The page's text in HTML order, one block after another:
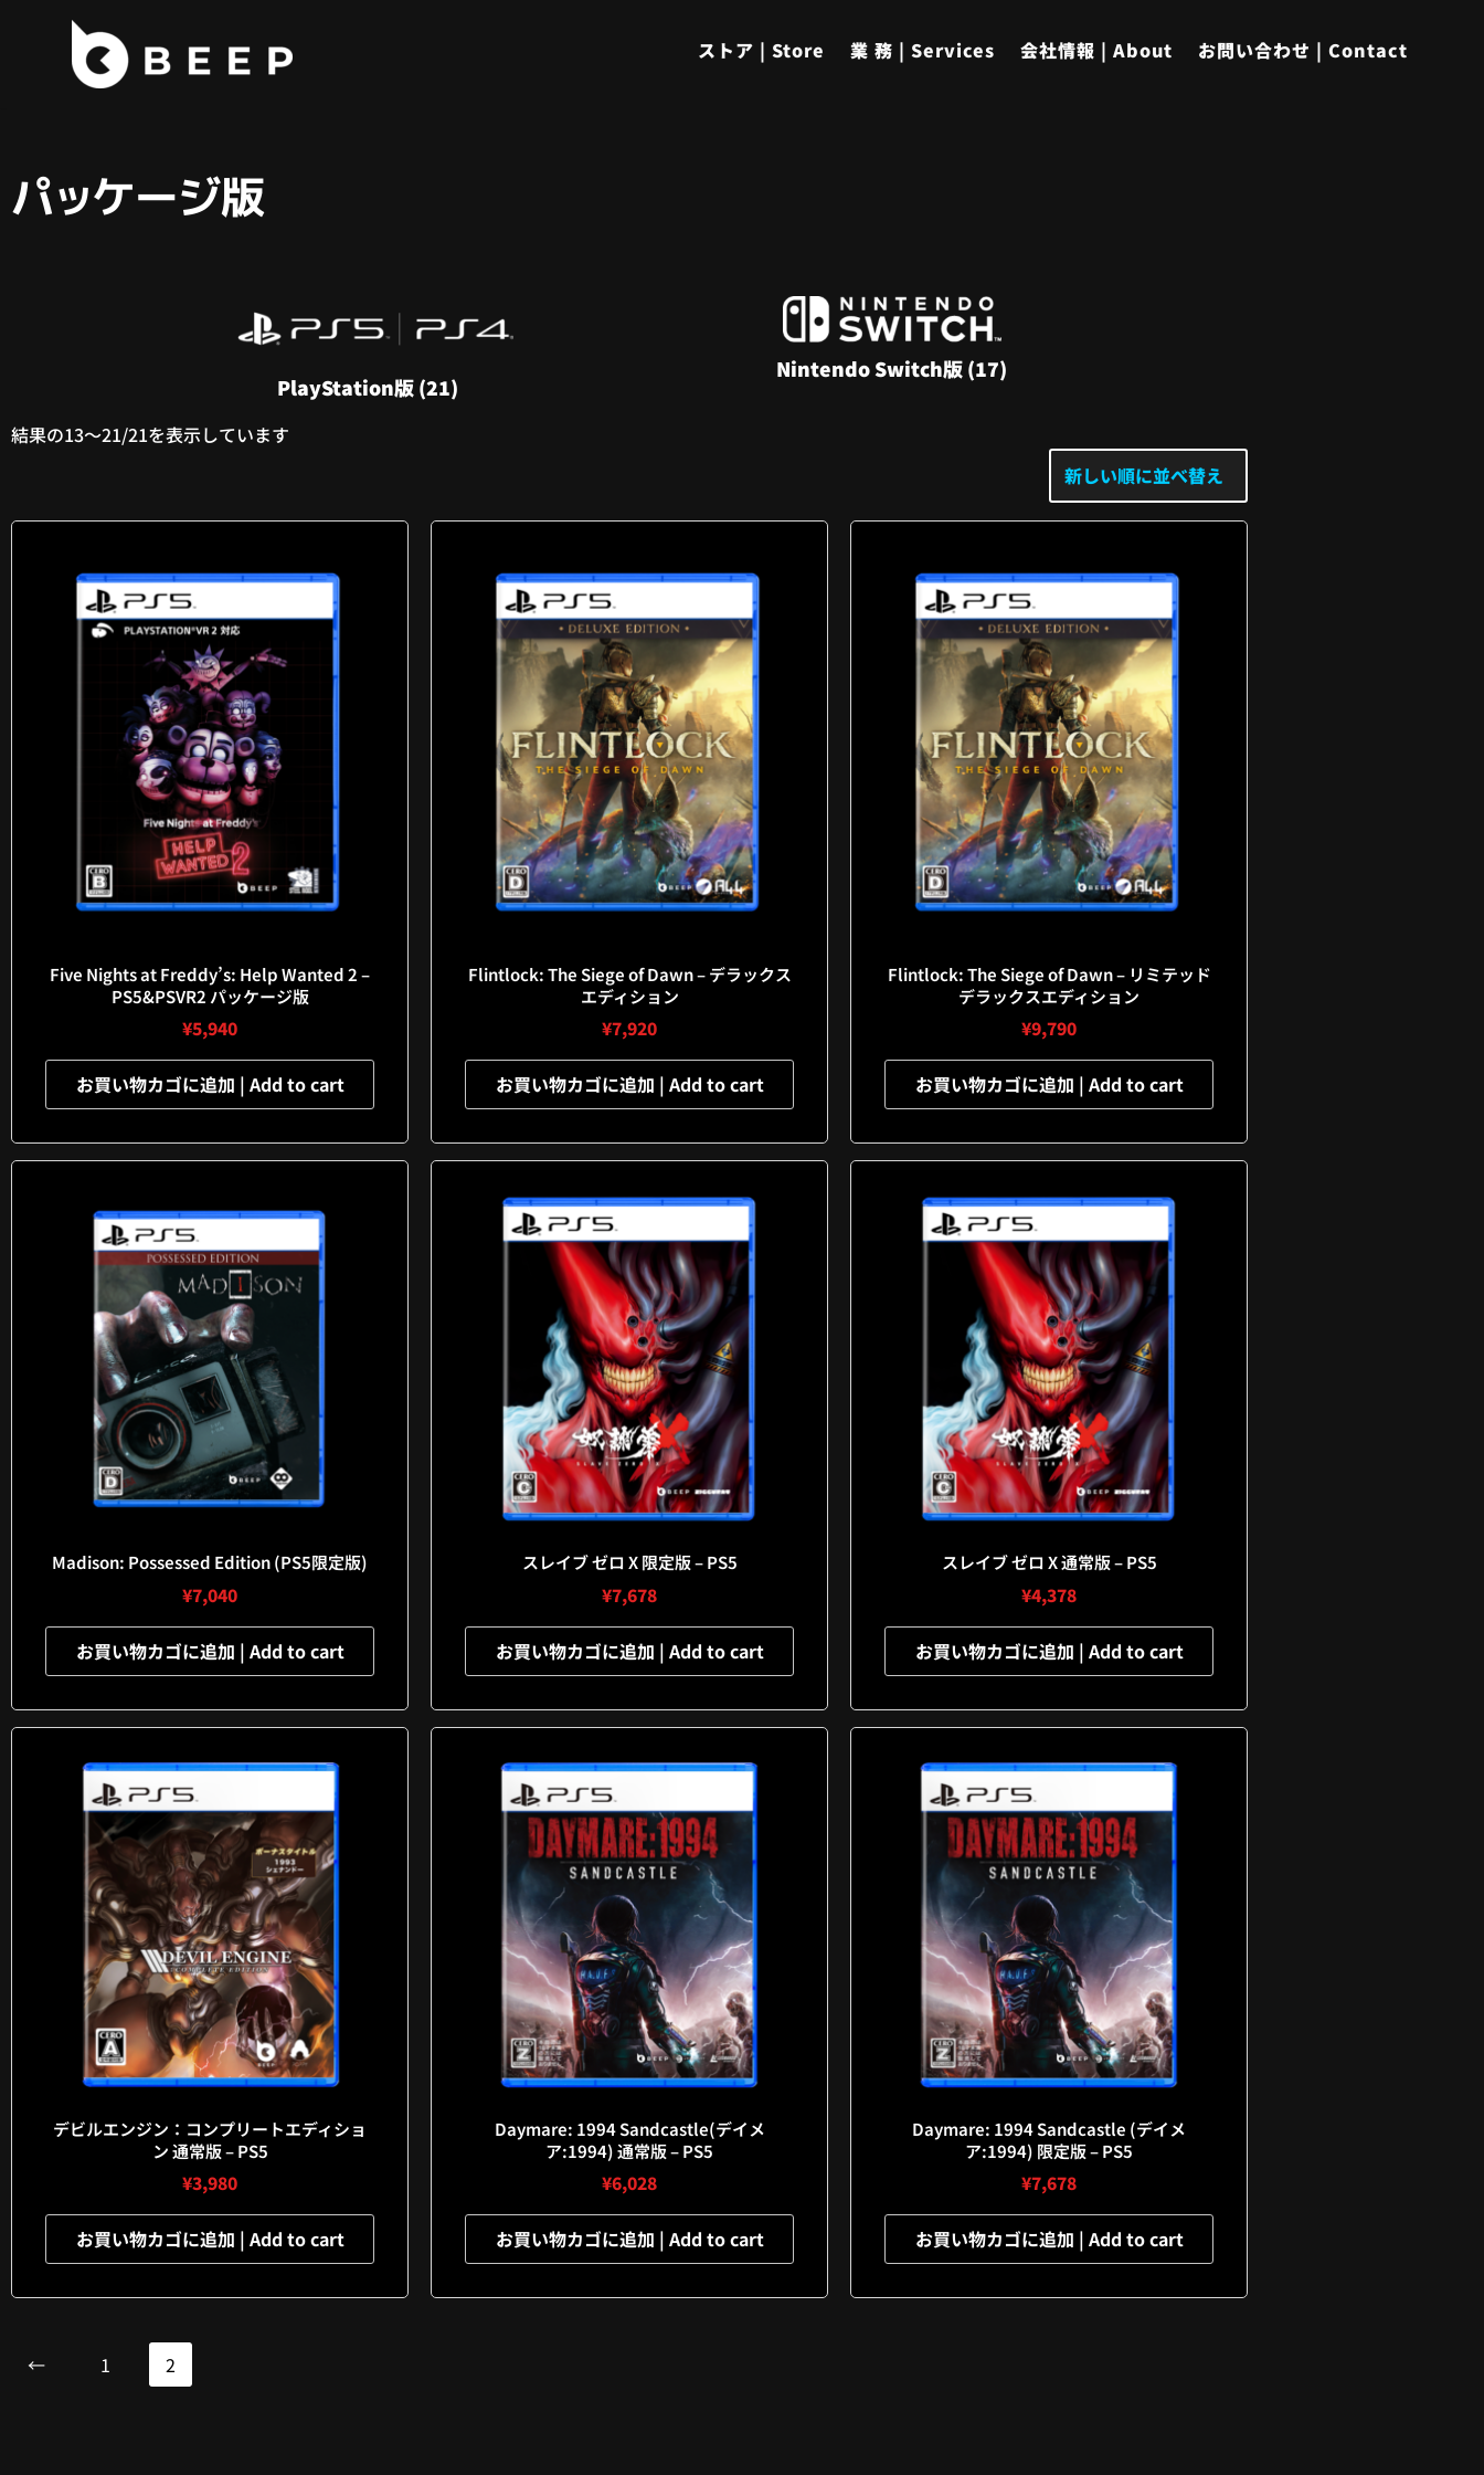
へ
ストア | Store 業 務 | Services 会社情報 | About お問い合わせ | Contact
パッケージ版
PlayStation版 (21)
Nintendo Switch版 (17)
結果の13～21/21を表示しています
Five Nights at Freddy’s: Help Wanted 2 –
PS5&PSVR2 パッケージ版
¥5,940
お買い物カゴに追加 | Add to cart
Flintlock: The Siege of Dawn – デラックス
エディション
¥7,920
お買い物カゴに追加 | Add to cart
Flintlock: The Siege of Dawn – リミテッド
デラックスエディション
¥9,790
お買い物カゴに追加 | Add to cart
Madison: Possessed Edition (PS5限定版)
¥7,040
お買い物カゴに追加 | Add to cart
スレイブ ゼロ X 限定版 – PS5
¥7,678
お買い物カゴに追加 | Add to cart
スレイブ ゼロ X 通常版 – PS5
¥4,378
お買い物カゴに追加 | Add to cart
デビルエンジン：コンプリートエディショ
ン 通常版 – PS5
¥3,980
お買い物カゴに追加 | Add to cart
Daymare: 1994 Sandcastle(デイメ
ア:1994) 通常版 – PS5
¥6,028
お買い物カゴに追加 | Add to cart
Daymare: 1994 Sandcastle (デイメ
ア:1994) 限定版 – PS5
¥7,678
お買い物カゴに追加 | Add to cart
← 1 2